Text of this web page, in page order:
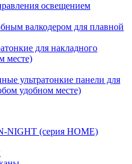
освещением
валкодером для плавной
для накладного
месте)
ультратонкие панели для
удобном месте)
NIGHT (серия HOME)